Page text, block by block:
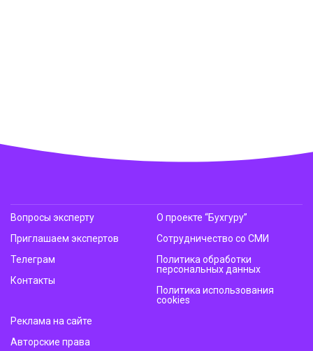
Вопросы эксперту
Приглашаем экспертов
Телеграм
Контакты
О проекте “Бухгуру”
Сотрудничество со СМИ
Политика обработки
персональных данных
Политика использования
cookies
Реклама на сайте
Авторские права